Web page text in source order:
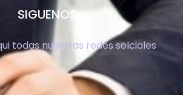
SIGUENOS
todas nuestras redes solciales